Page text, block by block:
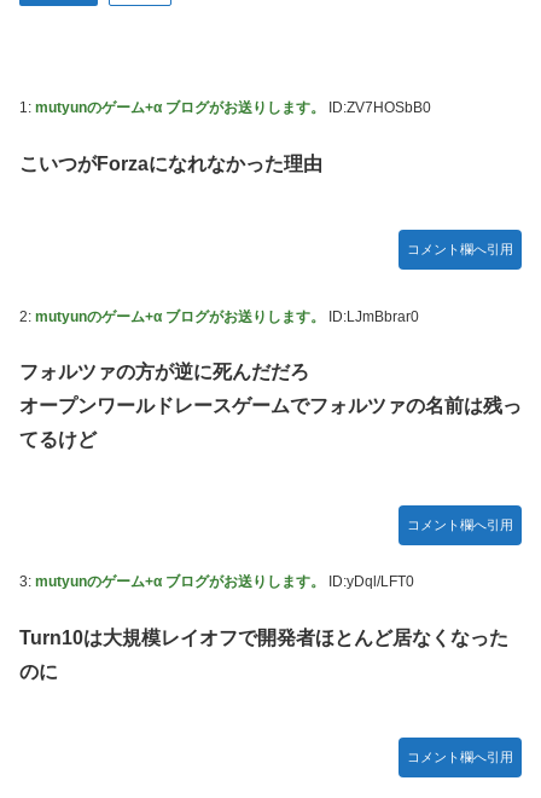
たんだが俺悪くないよな？？？？？？？？
なんておらんよな？よな？w w w w w w w w w w w
あったんやコレw w w w w w w w w
高市首相の衣装にケチを付けた元宝塚女優、速攻で過去の黒
2026.08.03が公開
【速報】日本一ソフトウェア「定価9000円のゲームです。
買って下さい。」→結果・・・
とんでもない「積みプラ」がテレビで放送されてしまう
【正論】X民「真の弱者男性は恋愛ゲームとかアニメ見てな
い。本当の闇を見せるね」←170000バズwwwwwww
SHOPが東京・大阪にて開催
【デレマス×仮面ライダー】 仮面ライダーバロンＰ第１話
メディア「Switch2、499ドルでも安い800ドル超えるか
の？
海外「世界で日本を死守するぞ！」 日本の消防署を訪れた
日産が社運をかけて発売するSUVｗｗｗｗｗｗｗ
【NBA】サンズのディロン・ブルックスが、チームと3年
エクスアリーナ松戸がディスクアップ2を撤去したらしくデ
ィスクアッパーさん達から落胆の声
1: mutyunのゲーム+α ブログがお送りします。 ID:ZV7HOSbB0
こいつがForzaになれなかった理由
コメント欄へ引用
2: mutyunのゲーム+α ブログがお送りします。 ID:LJmBbrar0
フォルツァの方が逆に死んだだろ
オープンワールドレースゲームでフォルツァの名前は残っ
てるけど
コメント欄へ引用
3: mutyunのゲーム+α ブログがお送りします。 ID:yDql/LFT0
Turn10は大規模レイオフで開発者ほとんど居なくなった
のに
コメント欄へ引用